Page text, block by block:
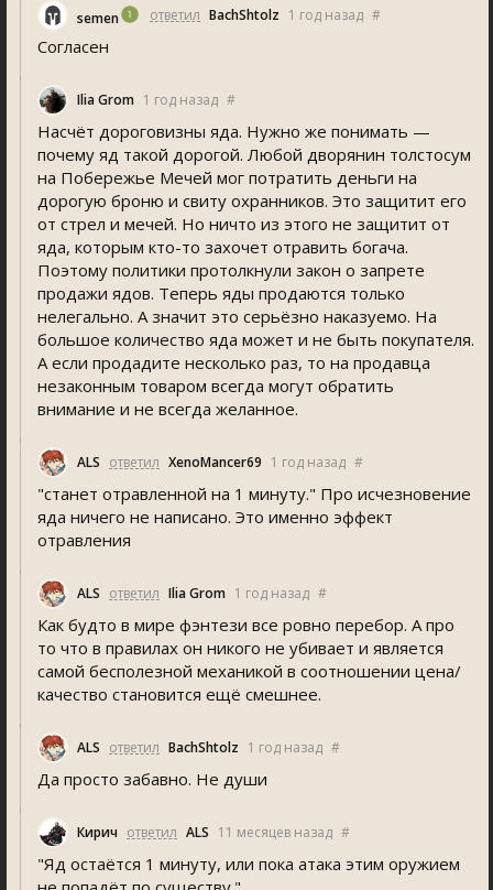
emen ответил BachShtolz 1 год назад #
Согласен
Ilia Grom 1 год назад #
Насчёт дороговизны яда. Нужно же понимать —
почему яд такой дорогой. Любой дворянин толстосум
на Побережье Мечей мог потратить деньги на
дорогую броню и свиту охранников. Это защитит его
от стрел и мечей. Но ничто из этого не защитит от
яда, которым кто-то захочет отравить богача.
Поэтому политики протолкнули закон о запрете
продажи ядов. Теперь яды продаются только
нелегально. А значит это серьёзно наказуемо. На
большое количество яда может и не быть покупателя.
А если продадите несколько раз, то на продавца
незаконным товаром всегда могут обратить
внимание и не всегда желанное.
ALS ответил XenoMancer69 1 год назад #
"станет отравленной на 1 минуту." Про исчезновение
яда ничего не написано. Это именно эффект
отравления
ALS ответил Ilia Grom 1 год назад #
Как будто в мире фэнтези все ровно перебор. А про
то что в правилах он никого не убивает и является
самой бесполезной механикой в соотношении цена/
качество становится ещё смешнее.
ALS ответил BachShtolz 1 год назад #
Да просто забавно. Не души
Кирич ответил ALS 11 месяцев назад #
"Яд остаётся 1 минуту, или пока атака этим оружием